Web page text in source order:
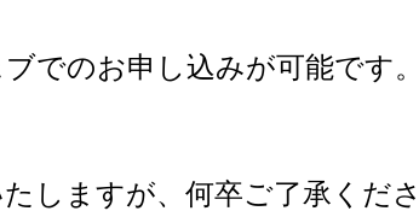
でのお申し込みが可能です。
しますが、何卒ご了承くださ